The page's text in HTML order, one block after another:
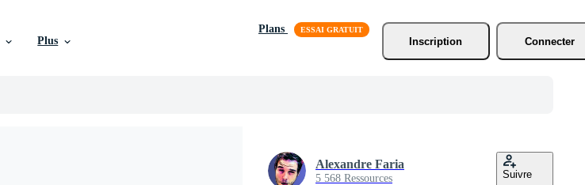
Plus
Plans
Inscription
Connecter
Alexandre Faria
5 568 Ressources Suivre